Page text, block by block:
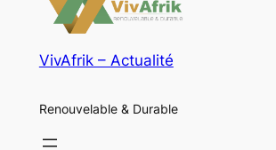
VivAfrik – Actualité
Renouvelable & Durable